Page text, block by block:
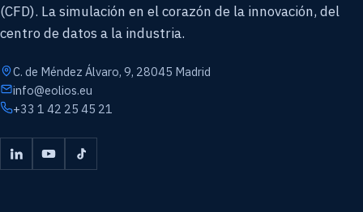
(CFD). La simulación en el corazón de la innovación, del
centro de datos a la industria.
C. de Méndez Álvaro, 9, 28045 Madrid
info@eolios.eu
+33 1 42 25 45 21